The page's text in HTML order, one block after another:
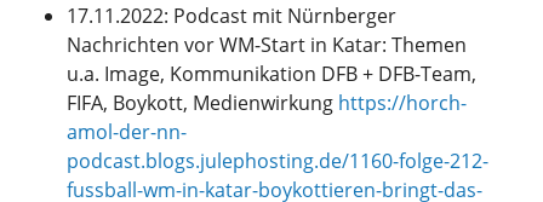
17.11.2022: Podcast mit Nürnberger
Nachrichten vor WM-Start in Katar: Themen
u.a. Image, Kommunikation DFB + DFB-Team,
FIFA, Boykott, Medienwirkung https://horch-
amol-der-nn-
podcast.blogs.julephosting.de/1160-folge-212-
fussball-wm-in-katar-boykottieren-bringt-das-